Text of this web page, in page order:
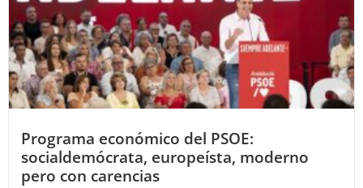
Programa económico del PSOE:
socialdemócrata, europeísta, moderno
pero con carencias